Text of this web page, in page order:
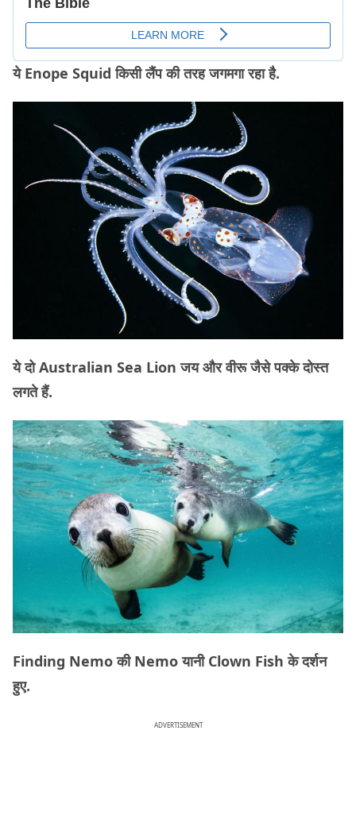
ये Enope Squid किसी लैंप की तरह जगमगा रहा है.
ये दो Australian Sea Lion जय और वीरू जैसे पक्के दोस्त
लगते हैं.
Finding Nemo की Nemo यानी Clown Fish के दर्शन
हुए.
ADVERTISEMENT